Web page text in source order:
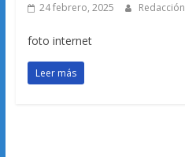
24 febrero, 2025 Redacción
foto internet
Leer más